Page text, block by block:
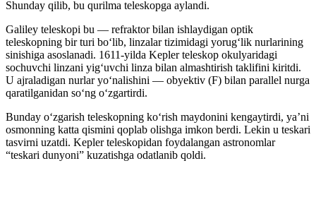
Shunday qilib, bu qurilma teleskopga aylandi.
Galiley teleskopi bu — refraktor bilan ishlaydigan optik
teleskopning bir turi boʻlib, linzalar tizimidagi yorugʻlik nurlarining
sinishiga asoslanadi. 1611-yilda Kepler teleskop okulyaridagi
sochuvchi linzani yigʻuvchi linza bilan almashtirish taklifini kiritdi.
U ajraladigan nurlar yoʻnalishini — obyektiv (F) bilan parallel nurga
qaratilganidan soʻng oʻzgartirdi.
Bunday oʻzgarish teleskopning koʻrish maydonini kengaytirdi, yaʼni
osmonning katta qismini qoplab olishga imkon berdi. Lekin u teskari
tasvirni uzatdi. Kepler teleskopidan foydalangan astronomlar
“teskari dunyoni” kuzatishga odatlanib qoldi.